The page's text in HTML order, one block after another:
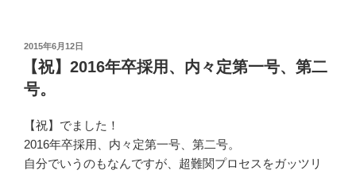
投
日:
2015年6月12日
【祝】2016年卒採用、内々定第一号、第二
号。
【祝】でました！
2016年卒採用、内々定第一号、第二号。
自分でいうのもなんですが、超難関プロセスをガッツリ